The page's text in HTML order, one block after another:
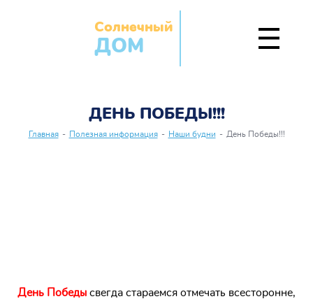
Солнечный
ДОМ
ДЕНЬ ПОБЕДЫ!!!
Главная - Полезная информация - Наши будни - День Победы!!!
День Победы свегда стараемся отмечать всесторонне,